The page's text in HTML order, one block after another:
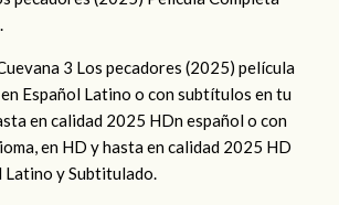
3 Los pecadores (2025) película
Español Latino o con subtítulos en tu
en calidad 2025 HDn español o con
en HD y hasta en calidad 2025 HD
Latino y Subtitulado.